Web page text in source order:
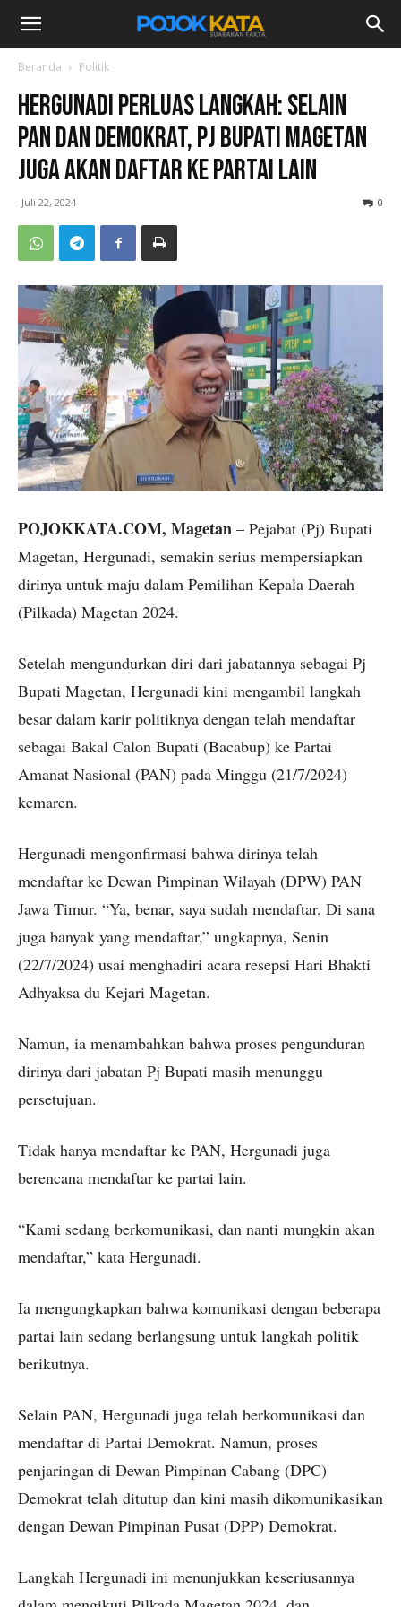
Beranda Politik
Hergunadi Perluas Langkah: Selain
PAN dan Demokrat, Pj Bupati Magetan
Juga Akan Daftar ke Partai Lain
Juli 22, 2024 0
POJOKKATA.COM, Magetan – Pejabat (Pj) Bupati
Magetan, Hergunadi, semakin serius mempersiapkan
dirinya untuk maju dalam Pemilihan Kepala Daerah
(Pilkada) Magetan 2024.
Setelah mengundurkan diri dari jabatannya sebagai Pj
Bupati Magetan, Hergunadi kini mengambil langkah
besar dalam karir politiknya dengan telah mendaftar
sebagai Bakal Calon Bupati (Bacabup) ke Partai
Amanat Nasional (PAN) pada Minggu (21/7/2024)
kemaren.
Hergunadi mengonfirmasi bahwa dirinya telah
mendaftar ke Dewan Pimpinan Wilayah (DPW) PAN
Jawa Timur. “Ya, benar, saya sudah mendaftar. Di sana
juga banyak yang mendaftar,” ungkapnya, Senin
(22/7/2024) usai menghadiri acara resepsi Hari Bhakti
Adhyaksa du Kejari Magetan.
Namun, ia menambahkan bahwa proses pengunduran
dirinya dari jabatan Pj Bupati masih menunggu
persetujuan.
Tidak hanya mendaftar ke PAN, Hergunadi juga
berencana mendaftar ke partai lain.
“Kami sedang berkomunikasi, dan nanti mungkin akan
mendaftar,” kata Hergunadi.
Ia mengungkapkan bahwa komunikasi dengan beberapa
partai lain sedang berlangsung untuk langkah politik
berikutnya.
Selain PAN, Hergunadi juga telah berkomunikasi dan
mendaftar di Partai Demokrat. Namun, proses
penjaringan di Dewan Pimpinan Cabang (DPC)
Demokrat telah ditutup dan kini masih dikomunikasikan
dengan Dewan Pimpinan Pusat (DPP) Demokrat.
Langkah Hergunadi ini menunjukkan keseriusannya